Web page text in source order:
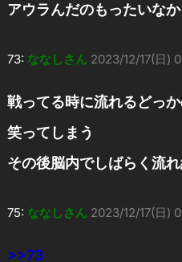
アウラんだのもったいな
73: ななしさん 2023/12/17(日)
戦ってる時に流れるどっ
笑ってしまう
その後脳内でしばらく流
75: ななしさん 2023/12/17(日)
>>73